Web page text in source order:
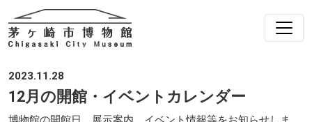
2023.11.28
12月の開館・イベントカレンダー